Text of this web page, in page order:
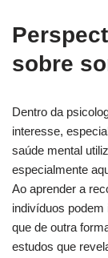
sobre
Dentro da
interesse,
saúde mental
especialmente
Ao aprender a
indivíduos
que de outra
estudos que